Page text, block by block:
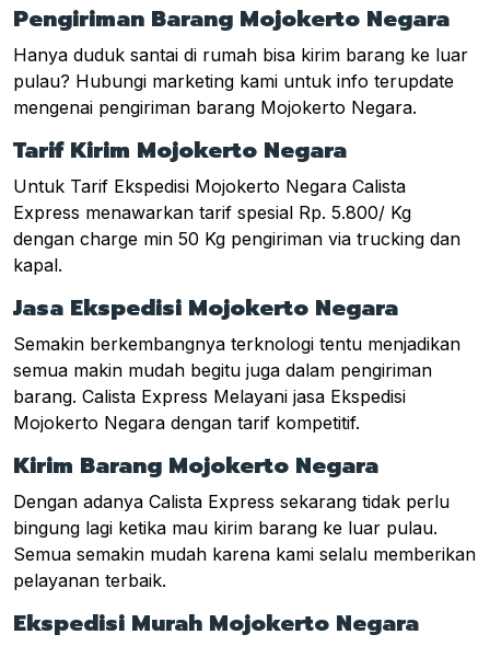
Pengiriman Barang Mojokerto Negara
Hanya duduk santai di rumah bisa kirim barang ke luar
pulau? Hubungi marketing kami untuk info terupdate
mengenai pengiriman barang Mojokerto Negara.
Tarif Kirim Mojokerto Negara
Untuk Tarif Ekspedisi Mojokerto Negara Calista
Express menawarkan tarif spesial Rp. 5.800/ Kg
dengan charge min 50 Kg pengiriman via trucking dan
kapal.
Jasa Ekspedisi Mojokerto Negara
Semakin berkembangnya terknologi tentu menjadikan
semua makin mudah begitu juga dalam pengiriman
barang. Calista Express Melayani jasa Ekspedisi
Mojokerto Negara dengan tarif kompetitif.
Kirim Barang Mojokerto Negara
Dengan adanya Calista Express sekarang tidak perlu
bingung lagi ketika mau kirim barang ke luar pulau.
Semua semakin mudah karena kami selalu memberikan
pelayanan terbaik.
Ekspedisi Murah Mojokerto Negara